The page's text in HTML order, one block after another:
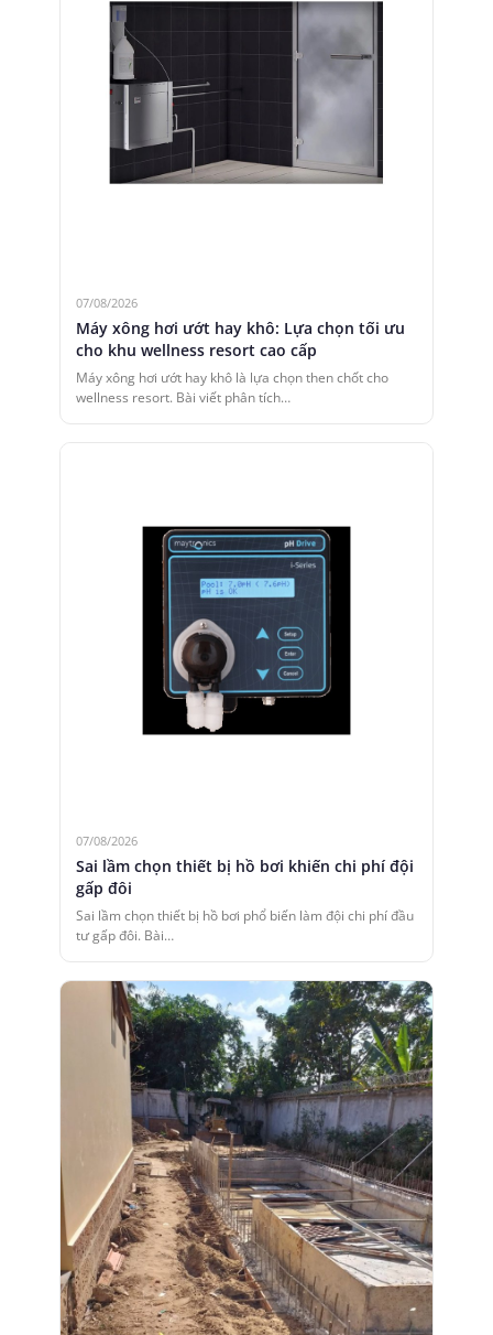
07/08/2026
Máy xông hơi ướt hay khô: Lựa chọn tối ưu
cho khu wellness resort cao cấp
Máy xông hơi ướt hay khô là lựa chọn then chốt cho
wellness resort. Bài viết phân tích…
07/08/2026
Sai lầm chọn thiết bị hồ bơi khiến chi phí đội
gấp đôi
Sai lầm chọn thiết bị hồ bơi phổ biến làm đội chi phí đầu
tư gấp đôi. Bài…